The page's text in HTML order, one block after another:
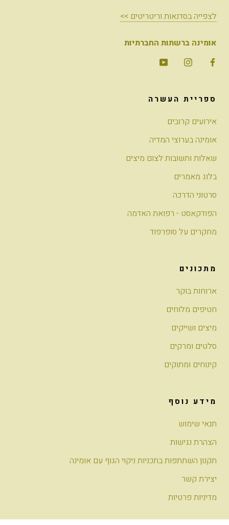
לצפייה בסדנאות וריטריטים >>
אומינה ברשתות החברתיות
ספריית העשרה
אירועים קרובים
אומינה בערוצי המדיה
שאלות ותשובות לצום מיצים
בלוג מאמרים
סרטוני הדרכה
הפודקאסט - רפואת האדמה
מחקרים על סופרפוד
מתכונים
ארוחות בוקר
חטיפים מלוחים
מיצים ושייקים
סלטים ומרקים
קינוחים ומתוקים
מידע נוסף
תנאי שימוש
הצהרת נגישות
תקנון השתתפות בתכניות ניקוי הגוף עם אומינה
יצירת קשר
מדיניות פרטיות